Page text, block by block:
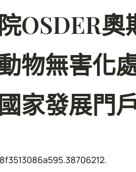
OSDER
物無害化
家發展門